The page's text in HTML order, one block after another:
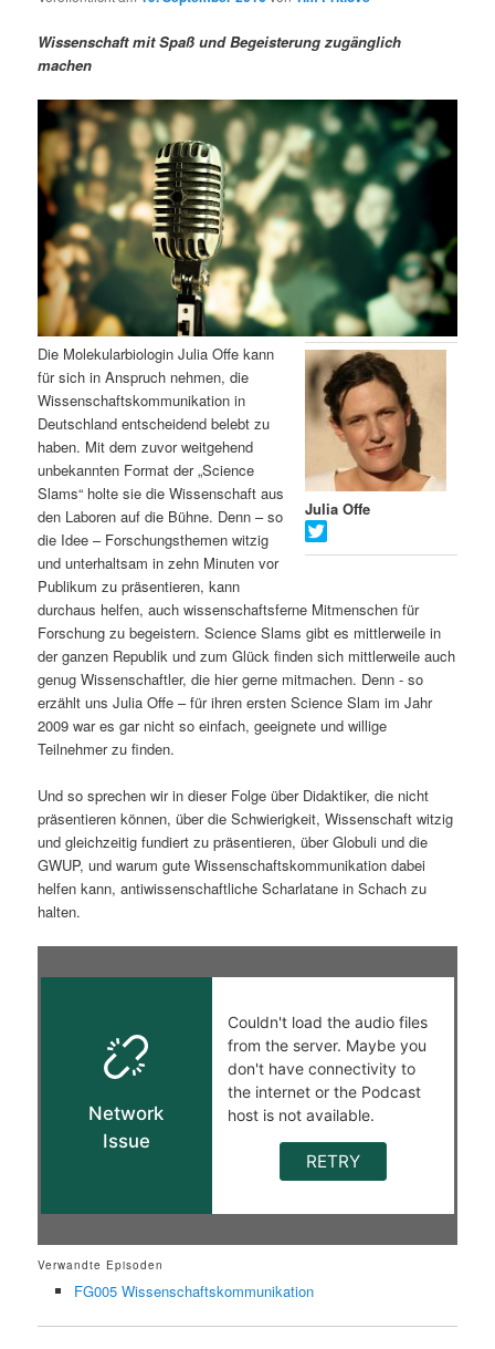
ä
r
e
I
n
h
a
l
t
s
p
r
i
n
g
e
n
n
d
ä
e
n
I
n
h
a
l
t
s
p
r
i
n
g
e
n
n
v
i
g
t
i
o
Wissenschaft mit Spaß und Begeisterung zugänglich
machen
Julia Offe
Die Molekularbiologin Julia Offe kann
für sich in Anspruch nehmen, die
Wissenschaftskommunikation in
Deutschland entscheidend belebt zu
haben. Mit dem zuvor weitgehend
unbekannten Format der „Science
Slams“ holte sie die Wissenschaft aus
den Laboren auf die Bühne. Denn – so
die Idee – Forschungsthemen witzig
und unterhaltsam in zehn Minuten vor
Publikum zu präsentieren, kann
durchaus helfen, auch wissenschaftsferne Mitmenschen für
Forschung zu begeistern. Science Slams gibt es mittlerweile in
der ganzen Republik und zum Glück finden sich mittlerweile auch
genug Wissenschaftler, die hier gerne mitmachen. Denn - so
erzählt uns Julia Offe – für ihren ersten Science Slam im Jahr
2009 war es gar nicht so einfach, geeignete und willige
Teilnehmer zu finden.
Und so sprechen wir in dieser Folge über Didaktiker, die nicht
präsentieren können, über die Schwierigkeit, Wissenschaft witzig
und gleichzeitig fundiert zu präsentieren, über Globuli und die
GWUP, und warum gute Wissenschaftskommunikation dabei
helfen kann, antiwissenschaftliche Scharlatane in Schach zu
halten.
Verwandte Episoden
FG005 Wissenschaftskommunikation